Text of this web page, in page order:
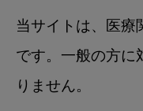
当サイトは、医療
です。一般の方に
りません。